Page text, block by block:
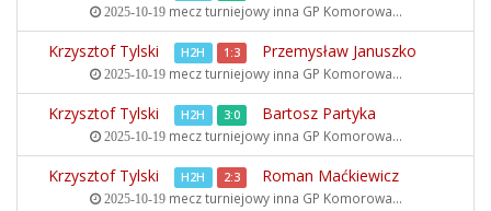
2025-10-19mecz turniejowy inna GP Komorowa...
Krzysztof Tylski H2H 1:3 Przemysław Januszko
2025-10-19mecz turniejowy inna GP Komorowa...
Krzysztof Tylski H2H 3:0 Bartosz Partyka
2025-10-19mecz turniejowy inna GP Komorowa...
Krzysztof Tylski H2H 2:3 Roman Maćkiewicz
2025-10-19mecz turniejowy inna GP Komorowa...